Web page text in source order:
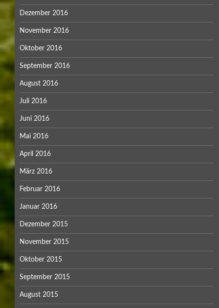
Dezember 2016
November 2016
Oktober 2016
September 2016
August 2016
Juli 2016
Juni 2016
Mai 2016
April 2016
März 2016
Februar 2016
Januar 2016
Dezember 2015
November 2015
Oktober 2015
September 2015
August 2015